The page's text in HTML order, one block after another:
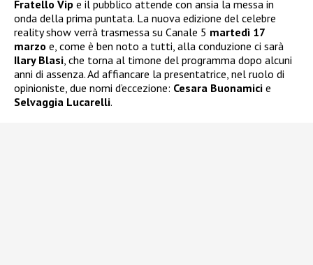
Fratello Vip e il pubblico attende con ansia la messa in
onda della prima puntata. La nuova edizione del celebre
reality show verrà trasmessa su Canale 5 martedì 17
marzo e, come è ben noto a tutti, alla conduzione ci sarà
Ilary Blasi, che torna al timone del programma dopo alcuni
anni di assenza. Ad affiancare la presentatrice, nel ruolo di
opinioniste, due nomi d’eccezione: Cesara Buonamici e
Selvaggia Lucarelli.